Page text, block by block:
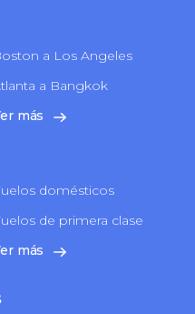
a Los Angeles
a Bangkok
más
domésticos
de primera clase
más